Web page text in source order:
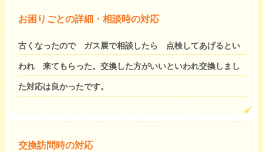
お困りごとの詳細・相談時の対応
古くなったので ガス展で相談したら 点検してあげるとい
われ 来てもらった。交換した方がいいといわれ交換しまし
た対応は良かったです。
交換訪問時の対応